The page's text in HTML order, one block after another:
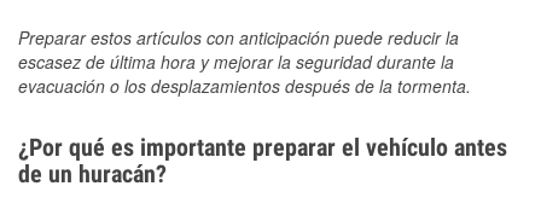
Preparar estos artículos con anticipación puede reducir la
escasez de última hora y mejorar la seguridad durante la
evacuación o los desplazamientos después de la tormenta.
¿Por qué es importante preparar el vehículo antes
de un huracán?